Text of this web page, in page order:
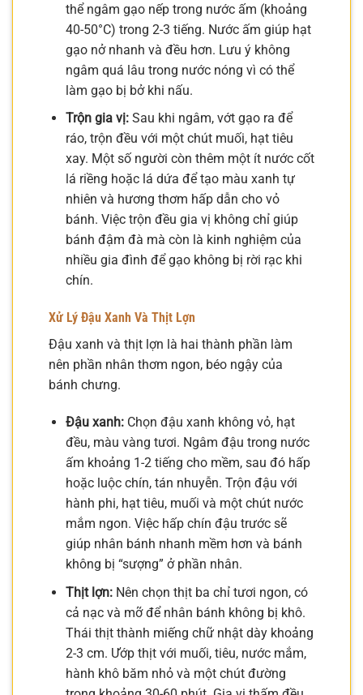
thể ngâm gạo nếp trong nước ấm (khoảng
40-50°C) trong 2-3 tiếng. Nước ấm giúp hạt
gạo nở nhanh và đều hơn. Lưu ý không
ngâm quá lâu trong nước nóng vì có thể
làm gạo bị bở khi nấu.
Trộn gia vị:Sau khi ngâm, vớt gạo ra để
ráo, trộn đều với một chút muối, hạt tiêu
xay. Một số người còn thêm một ít nước cốt
lá riềng hoặc lá dứa để tạo màu xanh tự
nhiên và hương thơm hấp dẫn cho vỏ
bánh. Việc trộn đều gia vị không chỉ giúp
bánh đậm đà mà còn là kinh nghiệm của
nhiều gia đình để gạo không bị rời rạc khi
chín.
Xử Lý Đậu Xanh Và Thịt Lợn
Đậu xanh và thịt lợn là hai thành phần làm
nên phần nhân thơm ngon, béo ngậy của
bánh chưng.
Đậu xanh:Chọn đậu xanh không vỏ, hạt
đều, màu vàng tươi. Ngâm đậu trong nước
ấm khoảng 1-2 tiếng cho mềm, sau đó hấp
hoặc luộc chín, tán nhuyễn. Trộn đậu với
hành phi, hạt tiêu, muối và một chút nước
mắm ngon. Việc hấp chín đậu trước sẽ
giúp nhân bánh nhanh mềm hơn và bánh
không bị “sượng” ở phần nhân.
Thịt lợn:Nên chọn thịt ba chỉ tươi ngon, có
cả nạc và mỡ để nhân bánh không bị khô.
Thái thịt thành miếng chữ nhật dày khoảng
2-3 cm. Ướp thịt với muối, tiêu, nước mắm,
hành khô băm nhỏ và một chút đường